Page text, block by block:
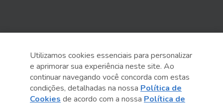
Serviço Social do Comércio
Administração Regional no Estado de São Paulo
Utilizamos cookies essenciais para personalizar
e aprimorar sua experiência neste site. Ao
continuar navegando você concorda com estas
condições, detalhadas na nossa Política de
Cookies de acordo com a nossa Política de